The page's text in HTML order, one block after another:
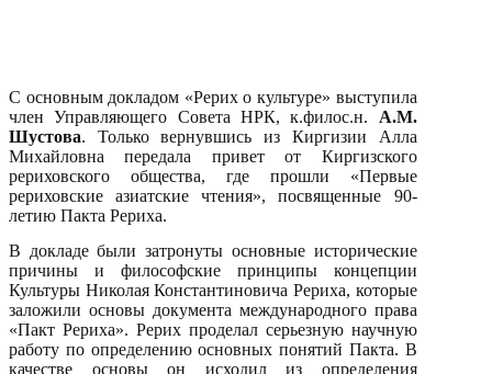
С основным докладом «Рерих о культуре» выступила
член Управляющего Совета НРК, к.филос.н. А.М.
Шустова. Только вернувшись из Киргизии Алла
Михайловна передала привет от Киргизского
рериховского общества, где прошли «Первые
рериховские азиатские чтения», посвященные 90-
летию Пакта Рериха.
В докладе были затронуты основные исторические
причины и философские принципы концепции
Культуры Николая Константиновича Рериха, которые
заложили основы документа международного права
«Пакт Рериха». Рерих проделал серьезную научную
работу по определению основных понятий Пакта. В
качестве основы он исходил из определения